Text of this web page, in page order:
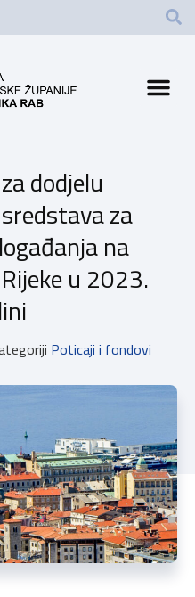
dodjelu
za
na
u 2023.
Poticaji i fondovi